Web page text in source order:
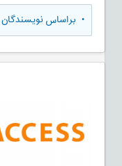
• براساس نویسندگان